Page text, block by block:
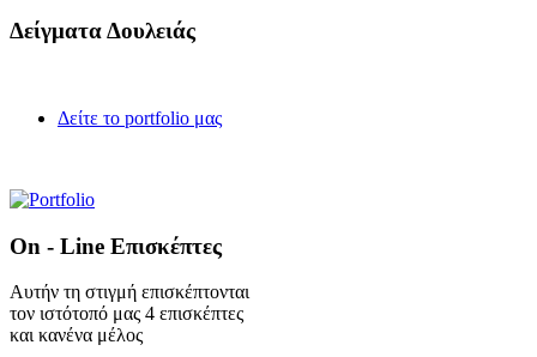
Δείγματα Δουλειάς
Δείτε το portfolio μας
On - Line Επισκέπτες
Αυτήν τη στιγμή επισκέπτονται
τον ιστότοπό μας 4 επισκέπτες
και κανένα μέλος